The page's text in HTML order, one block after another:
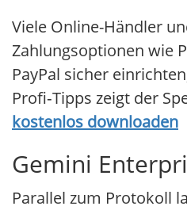
Viele Online-Händler
Zahlungsoptionen wie
PayPal sicher
Profi‑Tipps zeigt der
kostenlos downloaden
Gemini
Parallel zum Protokoll